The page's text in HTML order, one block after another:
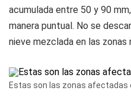
acumulada entre 50 y 90
manera puntual. No se
nieve mezclada en las zonas
Estas son las zonas afectadas